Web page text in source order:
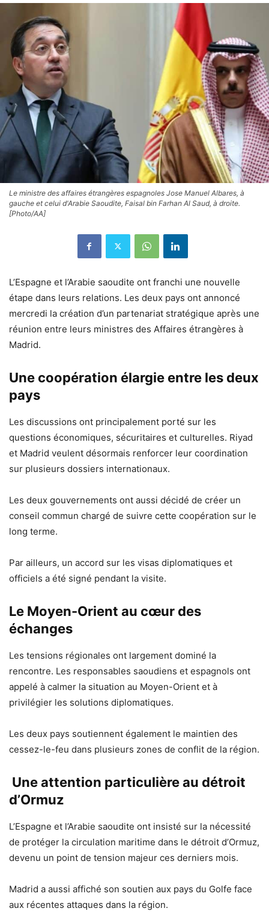
Le ministre des affaires étrangères espagnoles Jose Manuel Albares, à
gauche et celui d'Arabie Saoudite, Faisal bin Farhan Al Saud, à droite.
[Photo/AA]
L’Espagne et l’Arabie saoudite ont franchi une nouvelle
étape dans leurs relations. Les deux pays ont annoncé
mercredi la création d’un partenariat stratégique après une
réunion entre leurs ministres des Affaires étrangères à
Madrid.
Une coopération élargie entre les deux
pays
Les discussions ont principalement porté sur les
questions économiques, sécuritaires et culturelles. Riyad
et Madrid veulent désormais renforcer leur coordination
sur plusieurs dossiers internationaux.
Les deux gouvernements ont aussi décidé de créer un
conseil commun chargé de suivre cette coopération sur le
long terme.
Par ailleurs, un accord sur les visas diplomatiques et
officiels a été signé pendant la visite.
Le Moyen-Orient au cœur des
échanges
Les tensions régionales ont largement dominé la
rencontre. Les responsables saoudiens et espagnols ont
appelé à calmer la situation au Moyen-Orient et à
privilégier les solutions diplomatiques.
Les deux pays soutiennent également le maintien des
cessez-le-feu dans plusieurs zones de conflit de la région.
Une attention particulière au détroit
d’Ormuz
L’Espagne et l’Arabie saoudite ont insisté sur la nécessité
de protéger la circulation maritime dans le détroit d’Ormuz,
devenu un point de tension majeur ces derniers mois.
Madrid a aussi affiché son soutien aux pays du Golfe face
aux récentes attaques dans la région.